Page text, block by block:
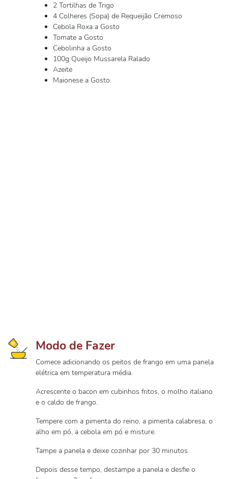
2 Tortilhas de Trigo
4 Colheres (Sopa) de Requeijão Cremoso
Cebola Roxa a Gosto
Tomate a Gosto
Cebolinha a Gosto
100g Queijo Mussarela Ralado
Azeite
Maionese a Gosto
Modo de Fazer
Comece adicionando os peitos de frango em uma panela
elétrica em temperatura média.
Acrescente o bacon em cubinhos fritos, o molho italiano
e o caldo de frango.
Tempere com a pimenta do reino, a pimenta calabresa, o
alho em pó, a cebola em pó e misture.
Tampe a panela e deixe cozinhar por 30 minutos.
Depois desse tempo, destampe a panela e desfie o